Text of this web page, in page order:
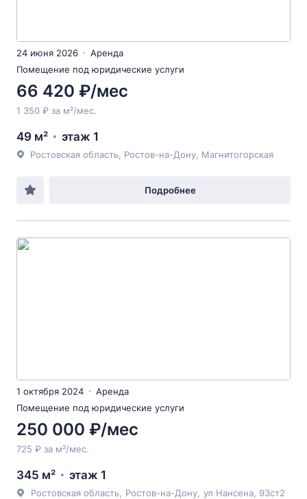
24 июня 2026
Аренда
Помещение под юридические услуги
66 420 ₽/мес
1 350 ₽ за м²/мес.
49 м² этаж 1
Ростовская область, Ростов-на-Дону, Магнитогорская
Подробнее
1 октября 2024
Аренда
Помещение под юридические услуги
250 000 ₽/мес
725 ₽ за м²/мес.
345 м² этаж 1
Ростовская область Ростов-на-Дону ул Нансена , 93ст2